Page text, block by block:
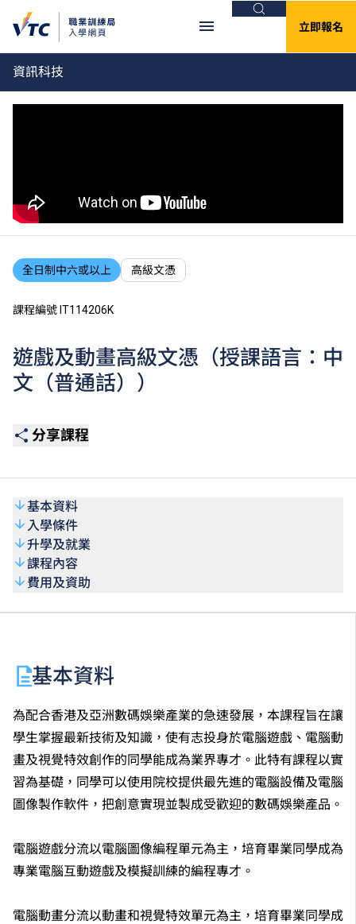
搜尋
立即報名
資訊科技
全日制中六或以上 高級文憑
課程編號 IT114206K
遊戲及動畫高級文憑（授課語言：中
文（普通話））
分享課程
基本資料
入學條件
升學及就業
課程內容
費用及資助
基本資料
為配合香港及亞洲數碼娛樂產業的急速發展，本課程旨在讓
學生掌握最新技術及知識，使有志投身於電腦遊戲、電腦動
畫及視覺特效創作的同學能成為業界專才。此特有課程以實
習為基礎，同學可以使用院校提供最先進的電腦設備及電腦
圖像製作軟件，把創意實現並製成受歡迎的數碼娛樂產品。
電腦遊戲分流以電腦圖像編程單元為主，培育畢業同學成為
專業電腦互動遊戲及模擬訓練的編程專才。
電腦動畫分流以動畫和視覺特效單元為主，培育畢業同學成